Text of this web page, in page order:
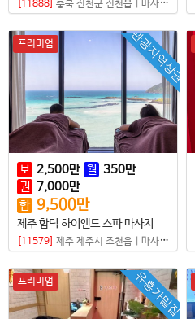
[11888] 충북 진천군 진천읍 마사지샵
관광지역상권
프리미엄
보 2,500만 월 350만
권 7,000만
합 9,500만
제주 함덕 하이엔드 스파 마사지
[11579] 제주 제주시 조천읍 마사지샵
유흥가밀집
프리미엄